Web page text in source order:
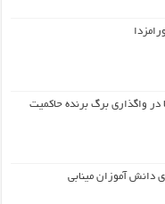
در واگذاری برگ برنده حاکمیت
دانش آموزان مینابی